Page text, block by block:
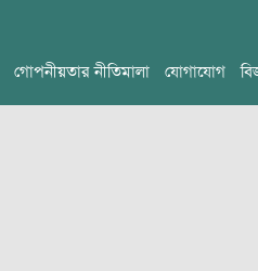
গোপনীয়তার নীতিমালা যোগাযোগ